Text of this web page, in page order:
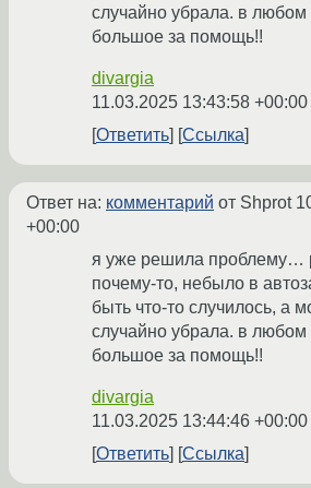
случайно убрала. в любом
большое за помощь!!
divargia
11.03.2025 13:43:58 +00:00
Ответить Ссылка
Ответ на: комментарий от Shprot
+00:00
я уже решила проблему…
почему-то, небыло в
быть что-то случилось, а
случайно убрала. в любом
большое за помощь!!
divargia
11.03.2025 13:44:46 +00:00
Ответить Ссылка